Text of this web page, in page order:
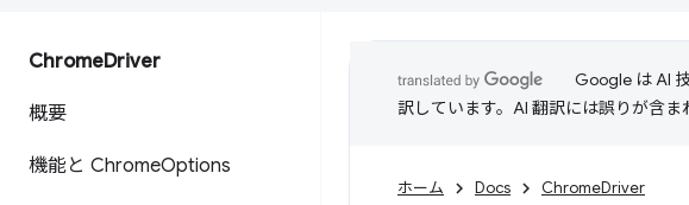
ChromeDriver
概要
機能と ChromeOptions
Google は AI
訳しています。AI 翻訳には誤りが含ま
ホーム Docs ChromeDriver